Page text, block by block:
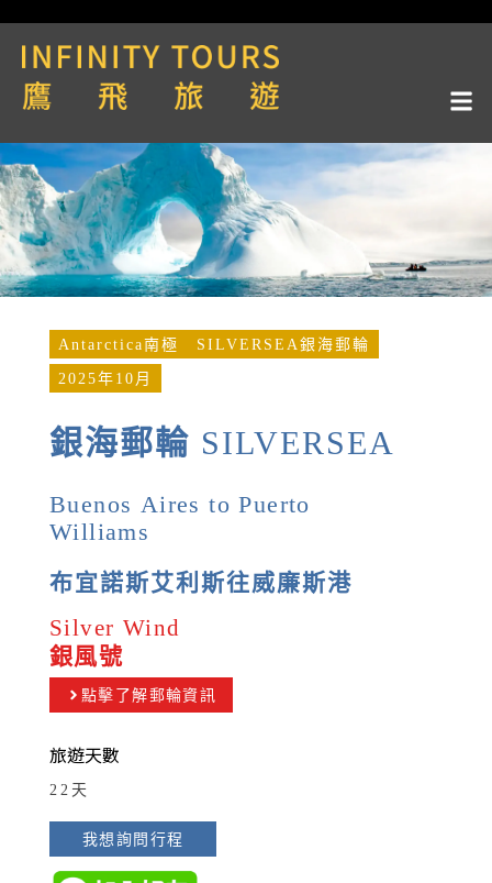
Antarctica南極
SILVERSEA銀海郵輪
2025年10月
銀海郵輪 SILVERSEA
Buenos Aires to Puerto
Williams
布宜諾斯艾利斯往威廉斯港
Silver Wind
銀風號
點擊了解郵輪資訊
旅遊天數
22天
我想詢問行程